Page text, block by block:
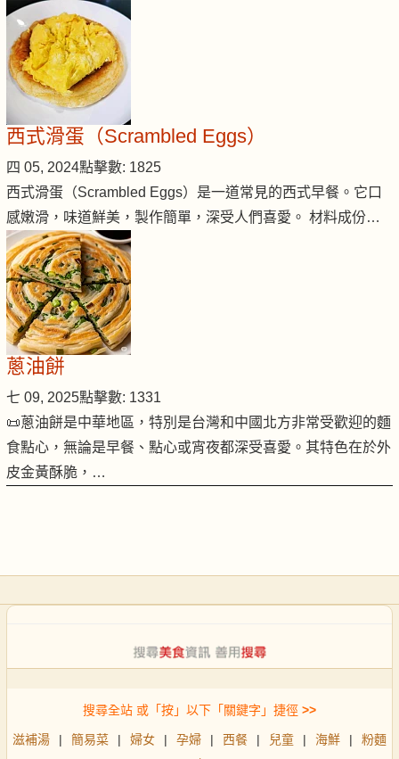
西式滑蛋（Scrambled Eggs）
四 05, 2024點擊數: 1825
西式滑蛋（Scrambled Eggs）是一道常見的西式早餐。它口
感嫩滑，味道鮮美，製作簡單，深受人們喜愛。 材料成份…
蔥油餅
七 09, 2025點擊數: 1331
📜蔥油餅是中華地區，特別是台灣和中國北方非常受歡迎的麵
食點心，無論是早餐、點心或宵夜都深受喜愛。其特色在於外
皮金黃酥脆，…
搜尋全站 或「按」以下「關鍵字」捷徑 >>
滋補湯 | 簡易菜 | 婦女 | 孕婦 | 西餐 | 兒童 | 海鮮 |
粉麵